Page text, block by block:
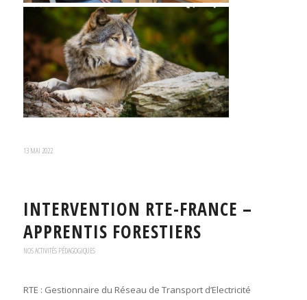
13 MAI 2022
INTERVENTION RTE-FRANCE –
APPRENTIS FORESTIERS
NOS ACTIVITÉS PÉDAGOGIQUES
RTE : Gestionnaire du Réseau de Transport d’Electricité